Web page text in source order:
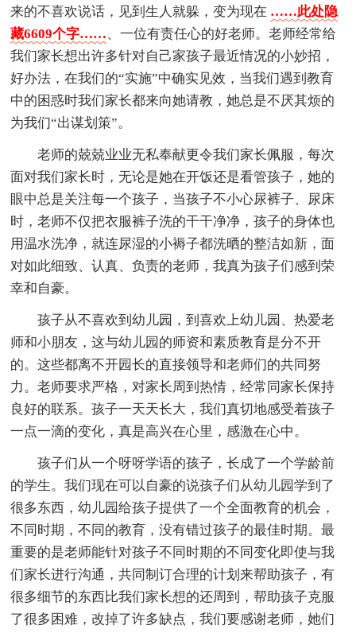
来的不喜欢说话，见到生人就躲，变为现在 ……此处隐
藏6609个字……、一位有责任心的好老师。老师经常给
我们家长想出许多针对自己家孩子最近情况的小妙招，
好办法，在我们的“实施”中确实见效，当我们遇到教育
中的困惑时我们家长都来向她请教，她总是不厌其烦的
为我们“出谋划策”。
老师的兢兢业业无私奉献更令我们家长佩服，每次
面对我们家长时，无论是她在开饭还是看管孩子，她的
眼中总是关注每一个孩子，当孩子不小心尿裤子、尿床
时，老师不仅把衣服裤子洗的干干净净，孩子的身体也
用温水洗净，就连尿湿的小褥子都洗晒的整洁如新，面
对如此细致、认真、负责的老师，我真为孩子们感到荣
幸和自豪。
孩子从不喜欢到幼儿园，到喜欢上幼儿园、热爱老
师和小朋友，这与幼儿园的师资和素质教育是分不开
的。这些都离不开园长的直接领导和老师们的共同努
力。老师要求严格，对家长周到热情，经常同家长保持
良好的联系。孩子一天天长大，我们真切地感受着孩子
一点一滴的变化，真是高兴在心里，感激在心中。
孩子们从一个呀呀学语的孩子，长成了一个学龄前
的学生。我们现在可以自豪的说孩子们从幼儿园学到了
很多东西，幼儿园给孩子提供了一个全面教育的机会，
不同时期，不同的教育，没有错过孩子的最佳时期。最
重要的是老师能针对孩子不同时期的不同变化即使与我
们家长进行沟通，共同制订合理的计划来帮助孩子，有
很多细节的东西比我们家长想的还周到，帮助孩子克服
了很多困难，改掉了许多缺点，我们要感谢老师，她们